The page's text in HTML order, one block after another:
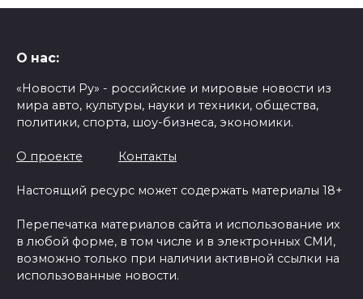
О нас:
«Новости Ру» - российские и мировые новости из
мира авто, культуры, науки и техники, общества,
политики, спорта, шоу-бизнеса, экономики.
О проекте Контакты
Настоящий ресурс может содержать материалы 18+
Перепечатка материалов сайта и использование их
в любой форме, в том числе и в электронных СМИ,
возможно только при наличии активной ссылки на
использованные новости.